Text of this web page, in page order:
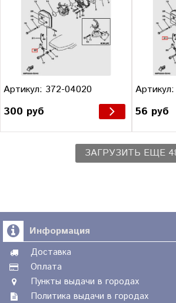
Артикул: 372-04020
300 руб 56 руб
ЗАГРУЗИТЬ ЕЩЕ
Информация
Доставка
Оплата
Пункты выдачи в городах
Политика выдачи в городах